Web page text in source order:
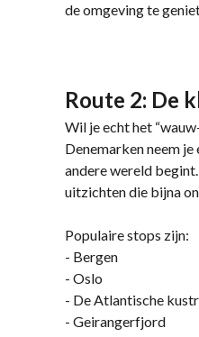
de omgeving te
Route 2: De
Wil je echt het
Denemarken neem
andere wereld
uitzichten die bijna
Populaire stops zijn:
- Bergen
- Oslo
- De Atlantische
- Geirangerfjord